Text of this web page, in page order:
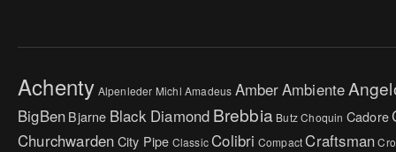
Achenty Alpenleder Michl Amadeus AmberAmbiente
BigBenBjarne Black Diamond Brebbia Butz Choquin Cadore
ChurchwardenCity Pipe ClassicColibri Compact Craftsman